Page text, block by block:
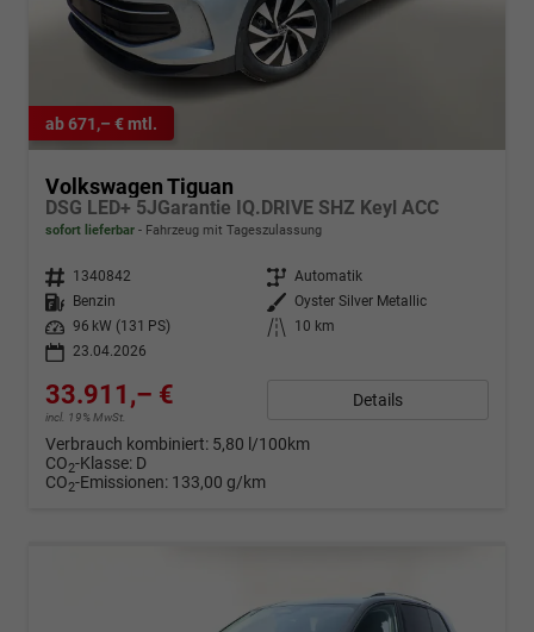
ab 671,– € mtl.
Volkswagen Tiguan
DSG LED+ 5JGarantie IQ.DRIVE SHZ Keyl ACC
sofort lieferbar Fahrzeug mit Tageszulassung
Fahrzeugnr. 1340842 Getriebe Automatik
Kraftstoff
Benzin Außenfarbe Oyster Silver Metallic
Leistung
96 kW (131 PS) Kilometerstand
10 km
23.04.2026
33.911,– €
incl. 19% MwSt.
Details
Verbrauch kombiniert: 5,80 l/100km
CO2-Klasse: D
CO2-Emissionen: 133,00 g/km